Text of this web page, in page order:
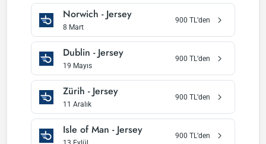
Norwich - Jersey
8 Mart
900 TL’den
Dublin - Jersey
19 Mayıs
900 TL’den
Zürih - Jersey
11 Aralık
900 TL’den
Isle of Man - Jersey 900 TL’den